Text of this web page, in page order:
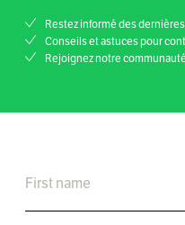
Restez informé des
Conseils et astuces pour
Rejoignez notre